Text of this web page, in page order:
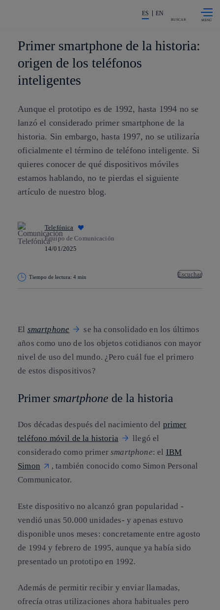
La acción en accionistas e
ES EN
BUSCAR
Primer smartphone de la historia:
origen de los teléfonos
inteligentes
Aunque el prototipo es de 1992, hasta 1994 no se
lanzó el considerado primer smartphone de la
historia. Sin embargo, hasta 1997, no se utilizaría
oficialmente el término de teléfono inteligente. Si
quieres conocer de qué dispositivos móviles
estamos hablando, no te pierdas el siguiente
artículo de nuestro blog.
Telefónica
Equipo de Comunicación
14/01/2025
Tiempo de lectura: 4 min Escuchar
El smartphone
se ha consolidado en los últimos
años como uno de los objetos cotidianos con mayor
nivel de uso del mundo. ¿Pero cuál fue el primero
de estos dispositivos?
Primer smartphone de la historia
Dos décadas después del nacimiento del primer
teléfono móvil de la historia
llegó el
considerado como primersmartphone: el IBM
Simon
, también conocido como Simon Personal
Communicator.
Este dispositivo no alcanzó gran popularidad -
vendió unas 50.000 unidades- y apenas estuvo
disponible unos meses: concretamente entre agosto
de 1994 y febrero de 1995, aunque ya había sido
presentado un prototipo en 1992.
Además de permitir recibir y enviar llamadas,
ofrecía otras utilizaciones ahora habituales pero